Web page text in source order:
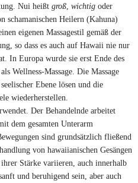
Nui heißt groß wichtig oder
schamanischen Heilern (Kahuna)
eigenen Massagestil gemäß der
so dass es auch auf Hawaii nie nur
In Europa wurde sie erst Ende des
Wellness-Massage. Die Massage
Ebene lösen und die
wiederherstellen.
Der Behandelnde arbeitet
dem gesamten Unterarm
sind grundsätzlich fließend
von hawaiianischen Gesängen
Stärke variieren, auch innerhalb
und beruhigend sein, aber auch